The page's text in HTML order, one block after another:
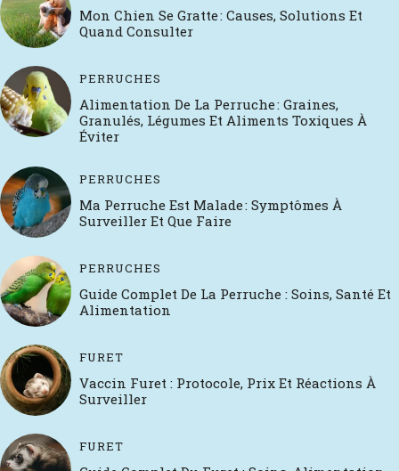
Mon Chien Se Gratte : Causes, Solutions Et
Quand Consulter
PERRUCHES
Alimentation De La Perruche : Graines,
Granulés, Légumes Et Aliments Toxiques À
Éviter
PERRUCHES
Ma Perruche Est Malade : Symptômes À
Surveiller Et Que Faire
PERRUCHES
Guide Complet De La Perruche : Soins, Santé Et
Alimentation
FURET
Vaccin Furet : Protocole, Prix Et Réactions À
Surveiller
FURET